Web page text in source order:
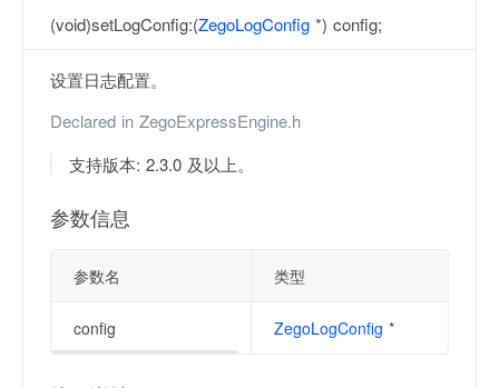
(void)setLogConfig:(ZegoLogConfig *) config;
设置日志配置。
Declared in ZegoExpressEngine.h
支持版本: 2.3.0 及以上。
参数信息
参数名 类型
config ZegoLogConfig *